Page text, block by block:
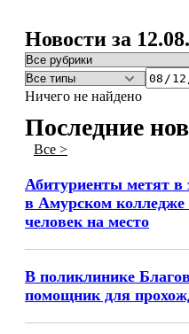
ИнформацияПодписка
Новости за
Ничего не найдено
Последние
Все >
Абитуриенты метят в
в Амурском колледже
человек на место
В поликлинике
помощник для